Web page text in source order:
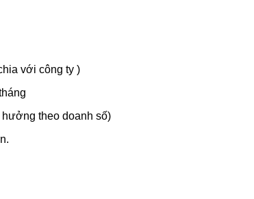
với công ty )
theo doanh số)